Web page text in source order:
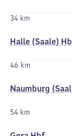
34 km
Halle (Saale)
46 km
Naumburg
54 km